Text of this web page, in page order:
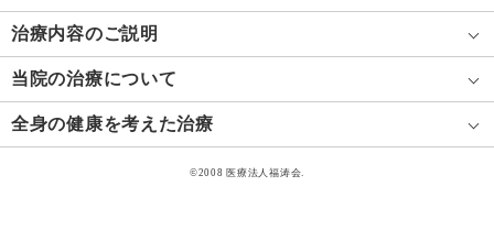
治療内容のご説明
当院の治療について
全身の健康を考えた治療
©2008 医療法人福涛会.